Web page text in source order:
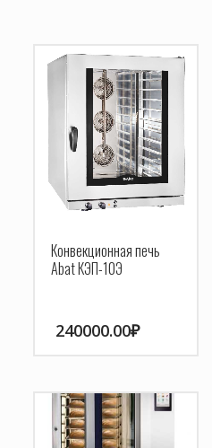
Конвекционная печь
Abat КЭП-10Э
240000.00₽